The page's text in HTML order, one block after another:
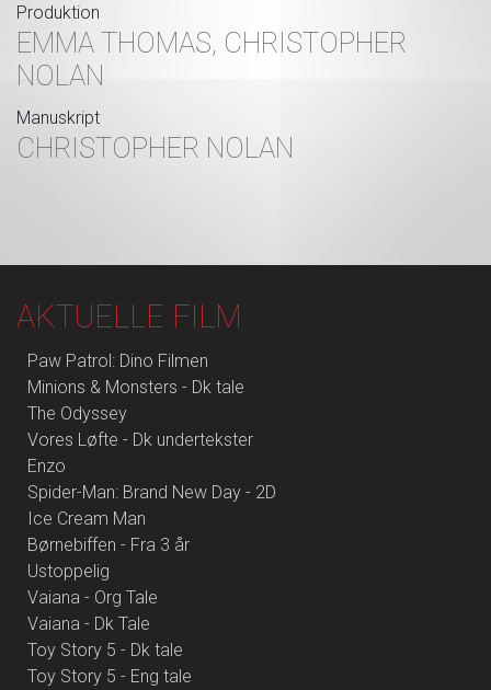
Produktion
EMMA THOMAS, CHRISTOPHER
NOLAN
Manuskript
CHRISTOPHER NOLAN
AKTUELLE FILM
Paw Patrol: Dino Filmen
Minions & Monsters - Dk tale
The Odyssey
Vores Løfte - Dk undertekster
Enzo
Spider-Man: Brand New Day - 2D
Ice Cream Man
Børnebiffen - Fra 3 år
Ustoppelig
Vaiana - Org Tale
Vaiana - Dk Tale
Toy Story 5 - Dk tale
Toy Story 5 - Eng tale